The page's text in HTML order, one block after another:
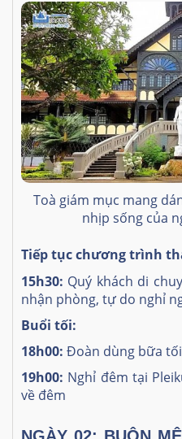
Toà giám mục mang
nhịp sống của
Tiếp tục chương trình
15h30: Quý khách di
nhận phòng, tự do nghỉ
Buổi tối:
18h00: Đoàn dùng bữa
19h00: Nghỉ đêm tại
về đêm